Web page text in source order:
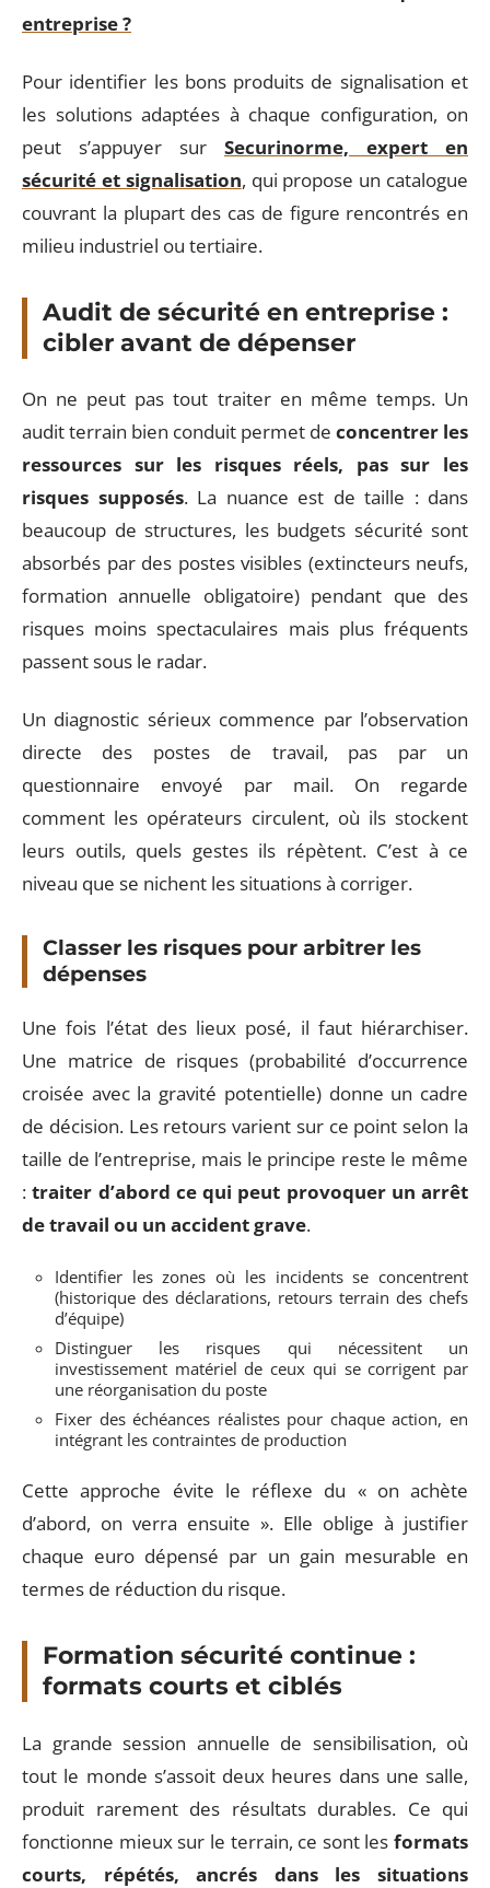
entreprise ?
Pour identifier les bons produits de signalisation et
les solutions adaptées à chaque configuration, on
peut s’appuyer sur Securinorme, expert en
sécurité et signalisation, qui propose un catalogue
couvrant la plupart des cas de figure rencontrés en
milieu industriel ou tertiaire.
Audit de sécurité en entreprise :
cibler avant de dépenser
On ne peut pas tout traiter en même temps. Un
audit terrain bien conduit permet de concentrer les
ressources sur les risques réels, pas sur les
risques supposés. La nuance est de taille : dans
beaucoup de structures, les budgets sécurité sont
absorbés par des postes visibles (extincteurs neufs,
formation annuelle obligatoire) pendant que des
risques moins spectaculaires mais plus fréquents
passent sous le radar.
Un diagnostic sérieux commence par l’observation
directe des postes de travail, pas par un
questionnaire envoyé par mail. On regarde
comment les opérateurs circulent, où ils stockent
leurs outils, quels gestes ils répètent. C’est à ce
niveau que se nichent les situations à corriger.
Classer les risques pour arbitrer les
dépenses
Une fois l’état des lieux posé, il faut hiérarchiser.
Une matrice de risques (probabilité d’occurrence
croisée avec la gravité potentielle) donne un cadre
de décision. Les retours varient sur ce point selon la
taille de l’entreprise, mais le principe reste le même
:traiter d’abord ce qui peut provoquer un arrêt
de travail ou un accident grave.
Identifier les zones où les incidents se concentrent
(historique des déclarations, retours terrain des chefs
d’équipe)
Distinguer les risques qui nécessitent un
investissement matériel de ceux qui se corrigent par
une réorganisation du poste
Fixer des échéances réalistes pour chaque action, en
intégrant les contraintes de production
Cette approche évite le réflexe du « on achète
d’abord, on verra ensuite ». Elle oblige à justifier
chaque euro dépensé par un gain mesurable en
termes de réduction du risque.
Formation sécurité continue :
formats courts et ciblés
La grande session annuelle de sensibilisation, où
tout le monde s’assoit deux heures dans une salle,
produit rarement des résultats durables. Ce qui
fonctionne mieux sur le terrain, ce sont les formats
courts, répétés, ancrés dans les situations